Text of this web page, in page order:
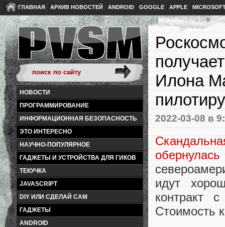
ГЛАВНАЯ АРХИВ НОВОСТЕЙ ANDROID GOOGLE APPLE
НОВОСТИ
ПРОГРАММИРОВАНИЕ
ИНФОРМАЦИОННАЯ БЕЗОПАСНОСТЬ
ЭТО ИНТЕРЕСНО
НАУЧНО-ПОПУЛЯРНОЕ
ГАДЖЕТЫ И УСТРОЙСТВА ДЛЯ ГИКОВ
ТЕКУЧКА
JAVASCRIPT
DIY ИЛИ СДЕЛАЙ САМ
ГАДЖЕТЫ
ANDROID
Илона
2022-03-08 в
идут
контракт
Стоимость